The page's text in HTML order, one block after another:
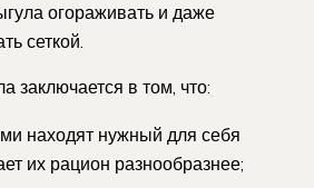
огораживать и даже
сеткой.
заключается в том, что:
находят нужный для себя
их рацион разнообразнее;